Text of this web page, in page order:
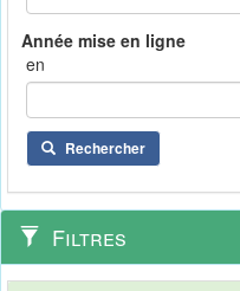
en
Rechercher
Filtres